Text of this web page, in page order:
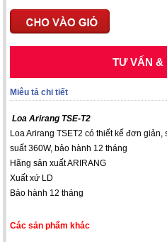
TƯ VẤN &
Miêu tả chi tiết
Loa Arirang TSE-T2
Loa Arirang TSET2 có thiết kế đơn
suất 360W, bảo hành 12 tháng
Hãng sản xuất ARIRANG
Xuất xứ LD
Bảo hành 12 tháng
Các sản phẩm khác